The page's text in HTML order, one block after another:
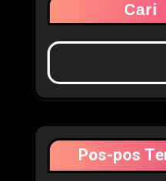
Cari
Pos-pos